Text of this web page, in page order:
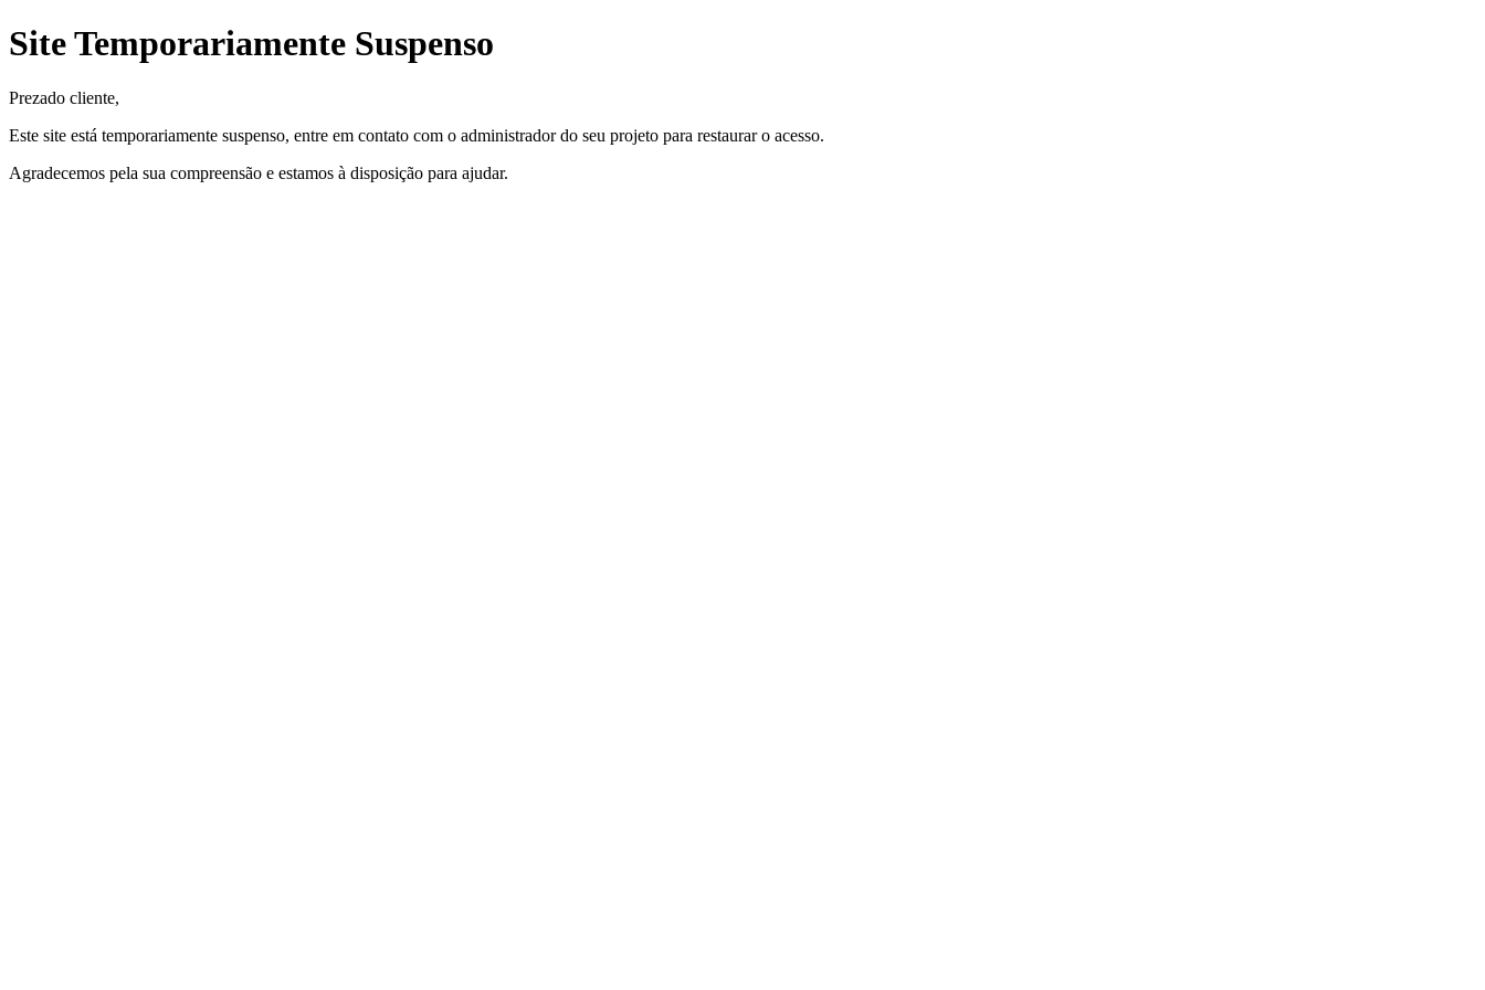
Site Temporariamente Suspenso
Prezado cliente,
Este site está temporariamente suspenso, entre em contato com o administrador do seu projeto para restaurar o acesso.
Agradecemos pela sua compreensão e estamos à disposição para ajudar.